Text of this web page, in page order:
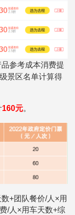
参考成本消费提
景区名单计算得
160元。
+团队餐价/人×用
/人×用车天数+综